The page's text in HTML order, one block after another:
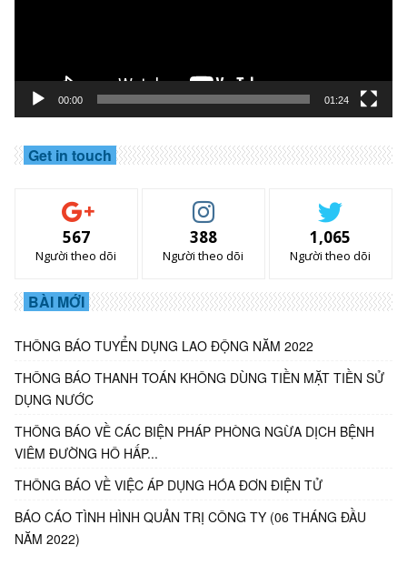
00:00 01:24
Get in touch
567
Người theo dõi
388
Người theo dõi
1,065
Người theo dõi
BÀI MỚI
THÔNG BÁO TUYỂN DỤNG LAO ĐỘNG NĂM 2022
THÔNG BÁO THANH TOÁN KHÔNG DÙNG TIỀN MẶT TIỀN SỬ
DỤNG NƯỚC
THÔNG BÁO VỀ CÁC BIỆN PHÁP PHÒNG NGỪA DỊCH BỆNH
VIÊM ĐƯỜNG HÔ HẤP...
THÔNG BÁO VỀ VIỆC ÁP DỤNG HÓA ĐƠN ĐIỆN TỬ
BÁO CÁO TÌNH HÌNH QUẢN TRỊ CÔNG TY (06 THÁNG ĐẦU
NĂM 2022)